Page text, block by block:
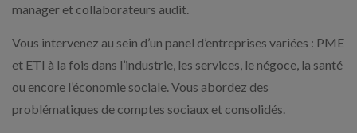
manager et collaborateurs audit.
Vous intervenez au sein d’un panel d’entreprises variées : PME
et ETI à la fois dans l’industrie, les services, le négoce, la santé
ou encore l’économie sociale. Vous abordez des
problématiques de comptes sociaux et consolidés.